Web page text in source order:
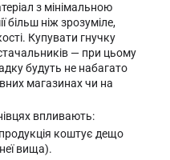
з мінімальною
більш ніж зрозуміле,
Купувати гнучку
— при цьому
будуть не набагато
магазинах чи на
впливають:
коштує дещо
вища).